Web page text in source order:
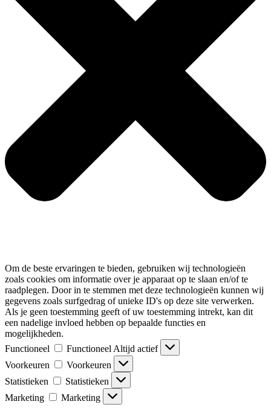
Om de beste ervaringen te bieden, gebruiken wij technologieën
zoals cookies om informatie over je apparaat op te slaan en/of te
raadplegen. Door in te stemmen met deze technologieën kunnen wij
gegevens zoals surfgedrag of unieke ID's op deze site verwerken.
Als je geen toestemming geeft of uw toestemming intrekt, kan dit
een nadelige invloed hebben op bepaalde functies en
mogelijkheden.
Functioneel
Functioneel Altijd actief
Voorkeuren
Voorkeuren
Statistieken
Statistieken
Marketing
Marketing